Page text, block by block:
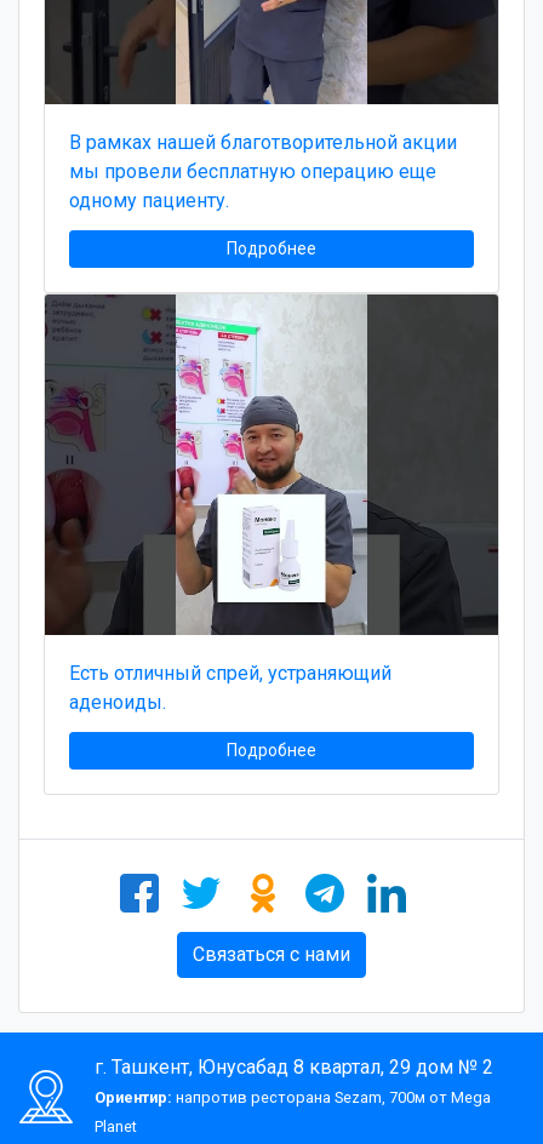
В рамках нашей благотворительной акции
мы провели бесплатную операцию еще
одному пациенту.
Подробнее
Есть отличный спрей, устраняющий
аденоиды.
Подробнее
Связаться с нами
г. Ташкент, Юнусабад 8 квартал, 29 дом № 2
Ориентир: напротив ресторана Sezam, 700м от Mega
Planet